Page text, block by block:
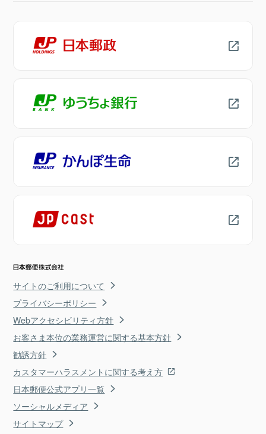
サイトのご利用について
プライバシーポリシー
Webアクセシビリティ方針
お客さま本位の業務運営に関する基本方針
勧誘方針
カスタマーハラスメントに関する考え方
日本郵便公式アプリ一覧
ソーシャルメディア
サイトマップ